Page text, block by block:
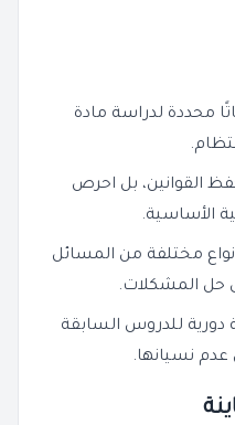
محددة لدراسة مادة
القوانين، بل احرص
الأساسية.
مختلفة من المسائل
حل المشكلات.
دورية للدروس السابقة
نسيانها.